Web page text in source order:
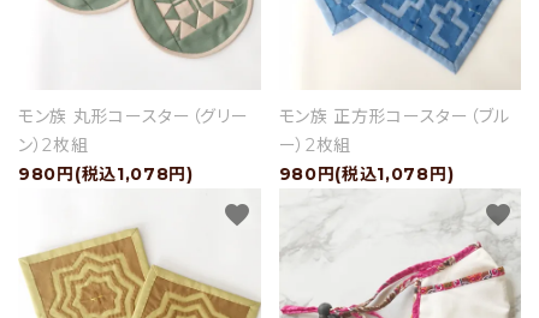
モン族 丸形コースター（グリー
ン）2枚組
980円(税込1,078円)
モン族 正方形コースター（ブル
ー）2枚組
980円(税込1,078円)
favorite favorite